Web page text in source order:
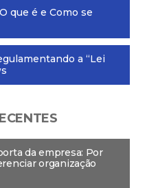
que é e Como se
a “Lei
da empresa: Por
organização